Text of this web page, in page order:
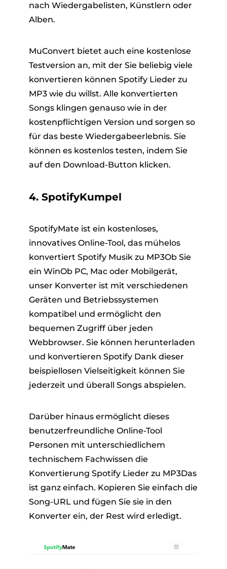
nach Wiedergabelisten, Künstlern oder
Alben.
MuConvert bietet auch eine kostenlose
Testversion an, mit der Sie beliebig viele
konvertieren können Spotify Lieder zu
MP3 wie du willst. Alle konvertierten
Songs klingen genauso wie in der
kostenpflichtigen Version und sorgen so
für das beste Wiedergabeerlebnis. Sie
können es kostenlos testen, indem Sie
auf den Download-Button klicken.
4. SpotifyKumpel
SpotifyMate ist ein kostenloses,
innovatives Online-Tool, das mühelos
konvertiert Spotify Musik zu MP3Ob Sie
ein WinOb PC, Mac oder Mobilgerät,
unser Konverter ist mit verschiedenen
Geräten und Betriebssystemen
kompatibel und ermöglicht den
bequemen Zugriff über jeden
Webbrowser. Sie können herunterladen
und konvertieren Spotify Dank dieser
beispiellosen Vielseitigkeit können Sie
jederzeit und überall Songs abspielen.
Darüber hinaus ermöglicht dieses
benutzerfreundliche Online-Tool
Personen mit unterschiedlichem
technischem Fachwissen die
Konvertierung Spotify Lieder zu MP3Das
ist ganz einfach. Kopieren Sie einfach die
Song-URL und fügen Sie sie in den
Konverter ein, der Rest wird erledigt.